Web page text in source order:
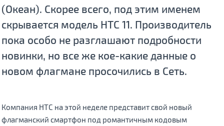
(Океан). Скорее всего, под этим именем
скрывается модель HTC 11. Производитель
пока особо не разглашают подробности
новинки, но все же кое-какие данные о
новом флагмане просочились в Сеть.
Компания HTC на этой неделе представит свой новый
флагманский смартфон под романтичным кодовым